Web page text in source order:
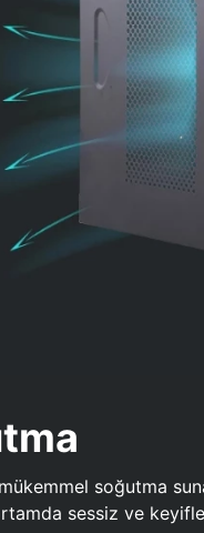
soğutma
sessiz ve keyifle